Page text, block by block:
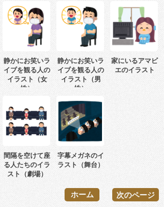
静かにお笑いラ
イブを観る人の
イラスト（女
性）
静かにお笑いラ
イブを観る人の
イラスト（男
性）
家にいるアマビ
エのイラスト
間隔を空けて座
る人たちのイラ
スト（劇場）
字幕メガネのイ
ラスト（舞台）
次のページ
ホーム